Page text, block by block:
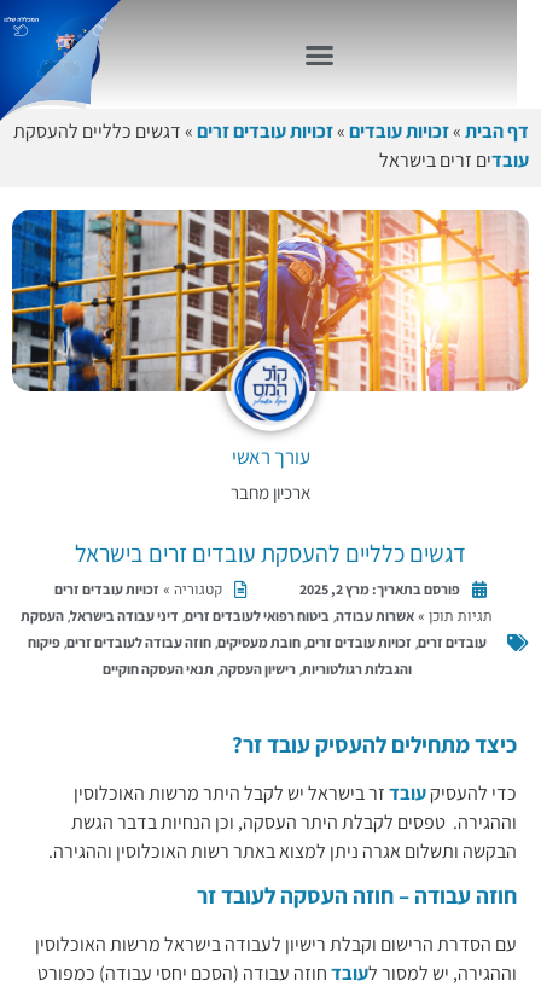
דף הבית»זכויות עובדים»זכויות עובדים זרים»דגשים כלליים להעסקת
עובדים זרים בישראל
עורך ראשי
ארכיון מחבר
דגשים כלליים להעסקת עובדים זרים בישראל
פורסם בתאריך:מרץ 2, 2025 קטגוריה » זכויות עובדים זרים
תגיות תוכן » אשרות עבודה,ביטוח רפואי לעובדים זרים,דיני עבודה בישראל,העסקת
עובדים זרים,זכויות עובדים זרים,חובת מעסיקים,חוזה עבודה לעובדים זרים,פיקוח
והגבלות רגולטוריות,רישיון העסקה,תנאי העסקה חוקיים
כיצד מתחילים להעסיק עובד זר?
כדי להעסיקעובדזר בישראל יש לקבל היתר מרשות האוכלוסין
וההגירה. טפסים לקבלת היתר העסקה, וכן הנחיות בדבר הגשת
הבקשה ותשלום אגרה ניתן למצוא באתר רשות האוכלוסין וההגירה.
חוזה עבודה – חוזה העסקה לעובד זר
עם הסדרת הרישום וקבלת רישיון לעבודה בישראל מרשות האוכלוסין
וההגירה, יש למסור לעובדחוזה עבודה (הסכם יחסי עבודה) כמפורט